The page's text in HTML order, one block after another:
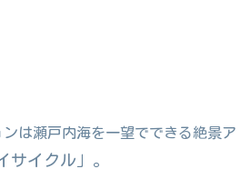
ンは瀬戸内海を一望でできる絶景ア
サイクル」。